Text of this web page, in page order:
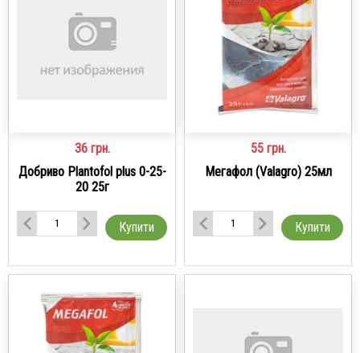
36 грн.
Добриво Plantofol plus 0-25-
20 25г
Купити
55 грн.
Мегафол (Valagro) 25мл
Купити